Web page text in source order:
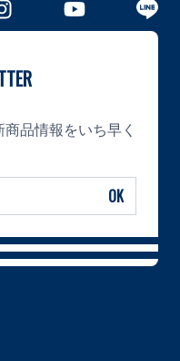
品情報をいち早く
OK